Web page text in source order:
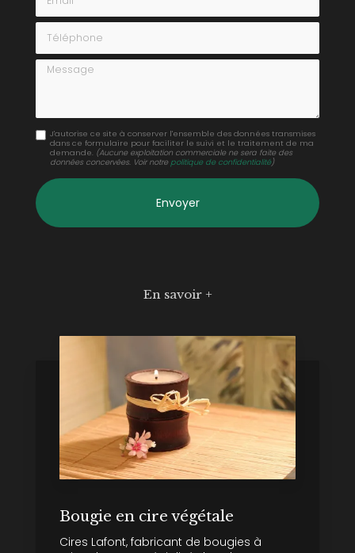
Téléphone
Message
J'autorise ce site à conserver l'ensemble des données transmises
dans ce formulaire pour faciliter le suivi et le traitement de ma
demande. (Aucune exploitation commerciale ne sera faite des
données concervées. Voir notre politique de confidentialité)
En savoir +
Bougie en cire végétale
Cires Lafont, fabricant de bougies à